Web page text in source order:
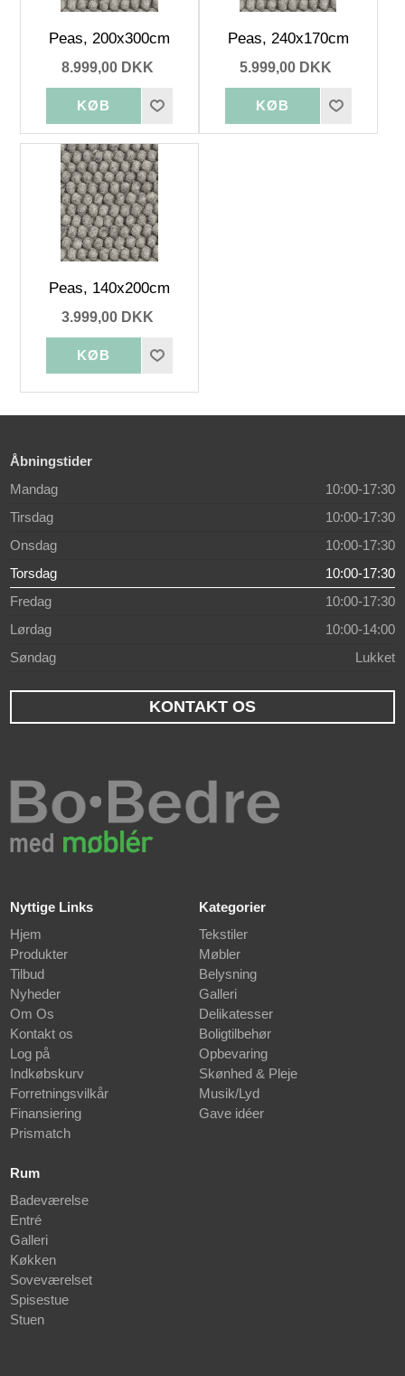
Peas, 200x300cm
8.999,00 DKK
Peas, 240x170cm
5.999,00 DKK
Peas, 140x200cm
3.999,00 DKK
Åbningstider
Mandag
10:00-17:30
Tirsdag
10:00-17:30
Onsdag
10:00-17:30
Torsdag
10:00-17:30
Fredag
10:00-17:30
Lørdag
10:00-14:00
Søndag
Lukket
KONTAKT OS
Nyttige Links
Hjem
Produkter
Tilbud
Nyheder
Om Os
Kontakt os
Log på
Indkøbskurv
Forretningsvilkår
Finansiering
Prismatch
Kategorier
Tekstiler
Møbler
Belysning
Galleri
Delikatesser
Boligtilbehør
Opbevaring
Skønhed & Pleje
Musik/Lyd
Gave idéer
Rum
Badeværelse
Entré
Galleri
Køkken
Soveværelset
Spisestue
Stuen